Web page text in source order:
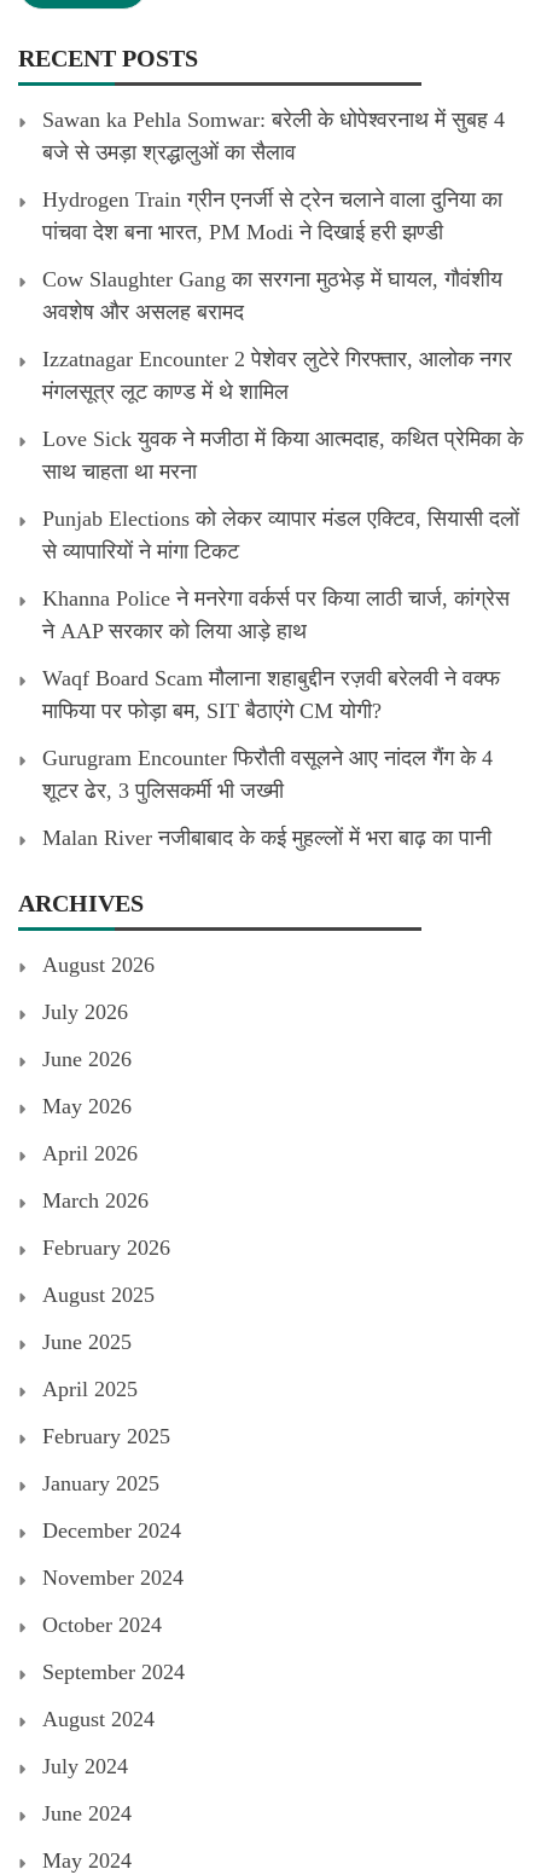
RECENT POSTS
Sawan ka Pehla Somwar: बरेली के धोपेश्वरनाथ में सुबह 4
बजे से उमड़ा श्रद्धालुओं का सैलाव
Hydrogen Train ग्रीन एनर्जी से ट्रेन चलाने वाला दुनिया का
पांचवा देश बना भारत, PM Modi ने दिखाई हरी झण्डी
Cow Slaughter Gang का सरगना मुठभेड़ में घायल, गौवंशीय
अवशेष और असलह बरामद
Izzatnagar Encounter 2 पेशेवर लुटेरे गिरफ्तार, आलोक नगर
मंगलसूत्र लूट काण्‍ड में थे शामिल
Love Sick युवक ने मजीठा में किया आत्मदाह, कथित प्रेमिका के
साथ चाहता था मरना
Punjab Elections को लेकर व्यापार मंडल एक्टिव, सियासी दलों
से व्यापारियों ने मांगा टिकट
Khanna Police ने मनरेगा वर्कर्स पर किया लाठी चार्ज, कांग्रेस
ने AAP सरकार को लिया आड़े हाथ
Waqf Board Scam मौलाना शहाबुद्दीन रज़वी बरेलवी ने वक्फ
माफिया पर फोड़ा बम, SIT बैठाएंगे CM योगी?
Gurugram Encounter फिरौती वसूलने आए नांदल गैंग के 4
शूटर ढेर, 3 पुलिसकर्मी भी जख्मी
Malan River नजीबाबाद के कई मुहल्लों में भरा बाढ़ का पानी
ARCHIVES
August 2026
July 2026
June 2026
May 2026
April 2026
March 2026
February 2026
August 2025
June 2025
April 2025
February 2025
January 2025
December 2024
November 2024
October 2024
September 2024
August 2024
July 2024
June 2024
May 2024